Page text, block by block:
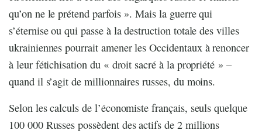
qu’on ne le prétend parfois ». Mais la guerre qui
s’éternise ou qui passe à la destruction totale des villes
ukrainiennes pourrait amener les Occidentaux à renoncer
à leur fétichisation du « droit sacré à la propriété » –
quand il s’agit de millionnaires russes, du moins.
Selon les calculs de l’économiste français, seuls quelque
100 000 Russes possèdent des actifs de 2 millions